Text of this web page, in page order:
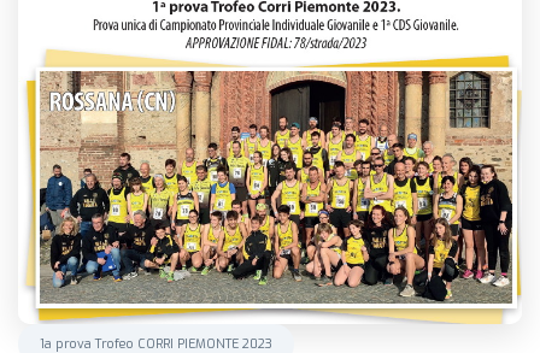
1a prova Trofeo CORRI PIEMONTE 2023